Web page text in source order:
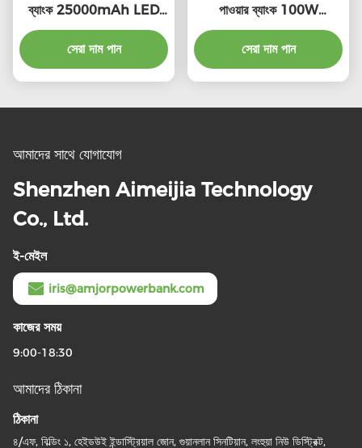
ব্যাংক 25000mAh LED
ইন্ডিকেটর চার্জিং সহ
সেরা দাম পান
পাওয়ার ব্যাংক 100W
ইউনিভার্সাল সামঞ্জস্য
সেরা দাম পান
আমাদের সাথে যোগাযোগ
Shenzhen Aimeijia Technology
Co., Ltd.
ই-মেইল
iris@amjorpowerbank.com
কাজের সময়
9:00-18:30
আমাদের ঠিকানা
ঠিকানা
৪/এফ, বিল্ডিং ১, হেইডউই ইন্ডাস্ট্রিয়াল জোন, গুয়ানলান সিনটিয়ান, লংহুয়া নিউ ডিস্ট্রিক্ট,